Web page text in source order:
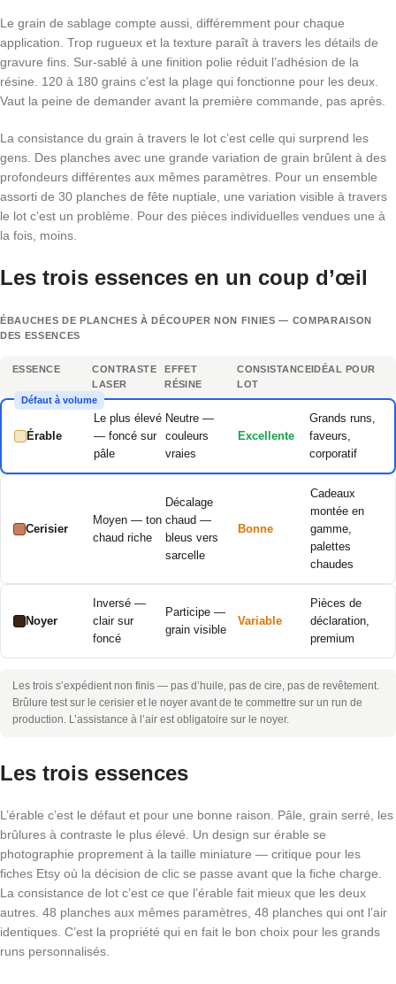
Le grain de sablage compte aussi, différemment pour chaque
application. Trop rugueux et la texture paraît à travers les détails de
gravure fins. Sur-sablé à une finition polie réduit l’adhésion de la
résine. 120 à 180 grains c’est la plage qui fonctionne pour les deux.
Vaut la peine de demander avant la première commande, pas après.
La consistance du grain à travers le lot c’est celle qui surprend les
gens. Des planches avec une grande variation de grain brûlent à des
profondeurs différentes aux mêmes paramètres. Pour un ensemble
assorti de 30 planches de fête nuptiale, une variation visible à travers
le lot c’est un problème. Pour des pièces individuelles vendues une à
la fois, moins.
Les trois essences en un coup d’œil
ÉBAUCHES DE PLANCHES À DÉCOUPER NON FINIES — COMPARAISON
DES ESSENCES
ESSENCE
CONTRASTE
LASER
EFFET
RÉSINE
CONSISTANCE
LOT
IDÉAL POUR
Défaut à volume
Érable
Le plus élevé
— foncé sur
pâle
Neutre —
couleurs
vraies
Excellente
Grands runs,
faveurs,
corporatif
Cerisier
Moyen — ton
chaud riche
Décalage
chaud —
bleus vers
sarcelle
Bonne
Cadeaux
montée en
gamme,
palettes
chaudes
Noyer
Inversé —
clair sur
foncé
Participe —
grain visible
Variable
Pièces de
déclaration,
premium
Les trois s’expédient non finis — pas d’huile, pas de cire, pas de revêtement.
Brûlure test sur le cerisier et le noyer avant de te commettre sur un run de
production. L’assistance à l’air est obligatoire sur le noyer.
Les trois essences
L’érable c’est le défaut et pour une bonne raison. Pâle, grain serré, les
brûlures à contraste le plus élevé. Un design sur érable se
photographie proprement à la taille miniature — critique pour les
fiches Etsy où la décision de clic se passe avant que la fiche charge.
La consistance de lot c’est ce que l’érable fait mieux que les deux
autres. 48 planches aux mêmes paramètres, 48 planches qui ont l’air
identiques. C’est la propriété qui en fait le bon choix pour les grands
runs personnalisés.